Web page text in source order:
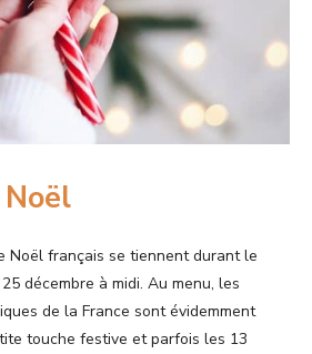
Noël français se tiennent durant le
décembre à midi. Au menu, les
de la France sont évidemment
touche festive et parfois les 13